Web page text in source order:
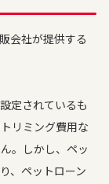
会社が提供する
定されているも
リミング費用な
。しかし、ペッ
、ペットローン